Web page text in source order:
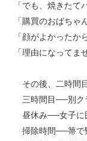
「でも、焼きたて
「購買のおばちゃ
「顔がよかったか
「理由になってま
その後、二時間
三時間目──別ク
昼休み──女子に
掃除時間──箒で